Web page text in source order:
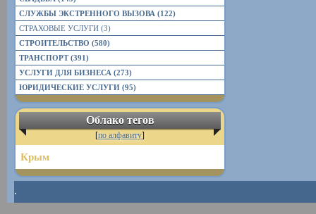
СЛУЖБЫ ЭКСТРЕННОГО ВЫЗОВА (122)
СТРАХОВЫЕ УСЛУГИ (3)
СТРОИТЕЛЬСТВО (580)
ТРАНСПОРТ (391)
УСЛУГИ ДЛЯ БИЗНЕСА (273)
ЮРИДИЧЕСКИЕ УСЛУГИ (95)
Облако тегов
[по алфавиту]
Крым
.